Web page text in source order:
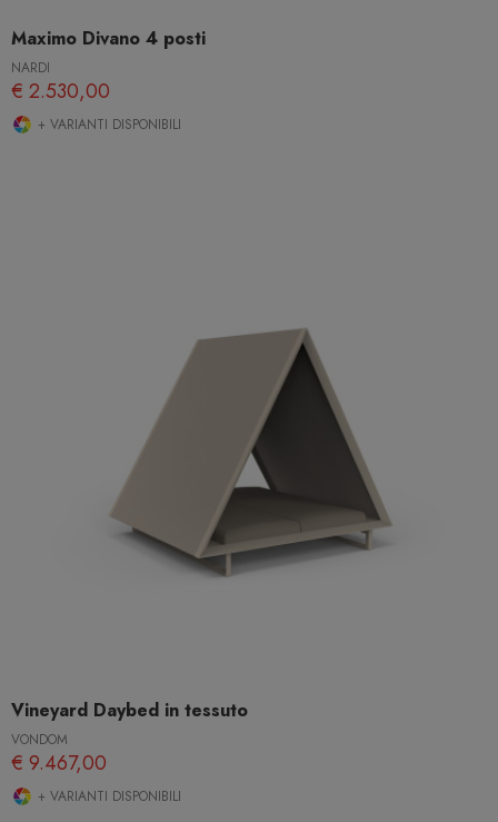
Maximo Divano 4 posti
NARDI
€ 2.530,00
+ VARIANTI DISPONIBILI
Vineyard Daybed in tessuto
VONDOM
€ 9.467,00
+ VARIANTI DISPONIBILI